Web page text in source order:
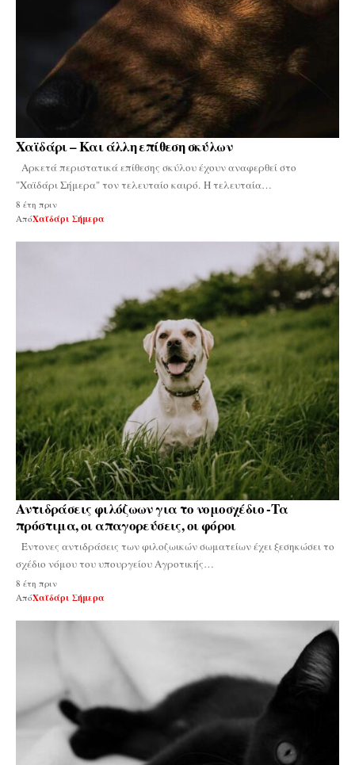
Χαϊδάρι – Και άλλη επίθεση σκύλων
Αρκετά περιστατικά επίθεσης σκύλου έχουν αναφερθεί στο
"Χαϊδάρι Σήμερα" τον τελευταίο καιρό. Η τελευταία…
8 έτη πριν
ΑπόΧαϊδάρι Σήμερα
Αντιδράσεις φιλόζωων για το νομοσχέδιο -Τα
πρόστιμα, οι απαγορεύσεις, οι φόροι
Έντονες αντιδράσεις των φιλοζωικών σωματείων έχει ξεσηκώσει το
σχέδιο νόμου του υπουργείου Αγροτικής…
8 έτη πριν
ΑπόΧαϊδάρι Σήμερα